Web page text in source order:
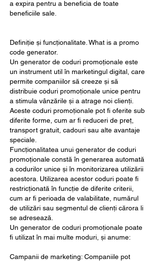
a expira pentru a beneficia de toate
beneficiile sale.
Definiție și funcționalitate. What is a promo
code generator.
Un generator de coduri promoționale este
un instrument util în marketingul digital, care
permite companiilor să creeze și să
distribuie coduri promoționale unice pentru
a stimula vânzările și a atrage noi clienți.
Aceste coduri promoționale pot fi oferite sub
diferite forme, cum ar fi reduceri de preț,
transport gratuit, cadouri sau alte avantaje
speciale.
Funcționalitatea unui generator de coduri
promoționale constă în generarea automată
a codurilor unice și în monitorizarea utilizării
acestora. Utilizarea acestor coduri poate fi
restricționată în funcție de diferite criterii,
cum ar fi perioada de valabilitate, numărul
de utilizări sau segmentul de clienți cărora li
se adresează.
Un generator de coduri promoționale poate
fi utilizat în mai multe moduri, și anume:
Campanii de marketing: Companiile pot